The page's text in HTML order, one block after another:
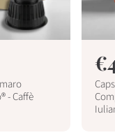
- Caffè
P
r
e
z